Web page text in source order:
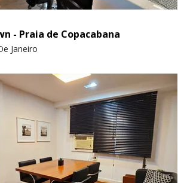
- Praia de Copacabana
Janeiro